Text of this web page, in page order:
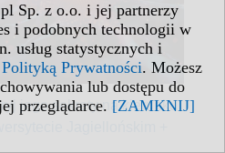
Sp. z o.o. i jej partnerzy
i podobnych technologii w
usług statystycznych i
Polityką Prywatności. Możesz
lub dostępu do
przeglądarce. [ZAMKNIJ]
jego sekrety na kierunku